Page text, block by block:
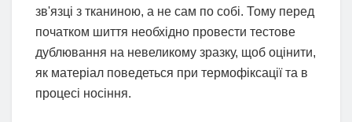
зв'язці з тканиною, а не сам по собі. Тому перед
початком шиття необхідно провести тестове
дублювання на невеликому зразку, щоб оцінити,
як матеріал поведеться при термофіксації та в
процесі носіння.